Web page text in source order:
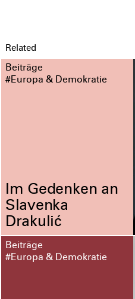
Related
Beiträge
#Europa & Demokratie
Im Gedenken an
Slavenka
Drakulić
Beiträge
#Europa & Demokratie